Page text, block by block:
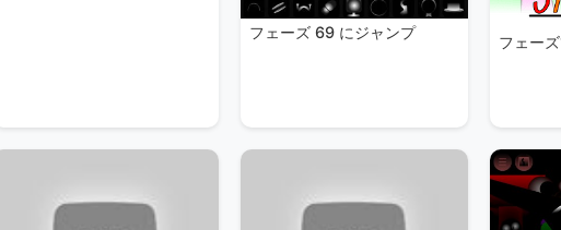
フェーズ 69 にジャンプ
フェー